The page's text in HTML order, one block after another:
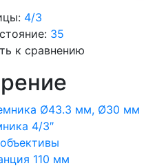
4/3
35
к сравнению
Ø43.3 мм, Ø30 мм
4/3″
110 мм